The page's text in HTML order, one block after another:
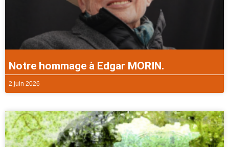
Notre hommage à Edgar MORIN.
2 juin 2026